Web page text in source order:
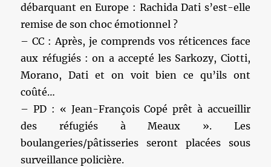
débarquant en Europe : Rachida Dati s’est-elle
remise de son choc émotionnel ?
– CC : Après, je comprends vos réticences face
aux réfugiés : on a accepté les Sarkozy, Ciotti,
Morano, Dati et on voit bien ce qu’ils ont
coûté…
– PD : « Jean-François Copé prêt à accueillir
des réfugiés à Meaux ». Les
boulangeries/pâtisseries seront placées sous
surveillance policière.